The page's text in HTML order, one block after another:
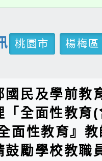
桃園市
楊梅區
國民及學前教
「全面性教育
面性教育』
鼓勵學校教職